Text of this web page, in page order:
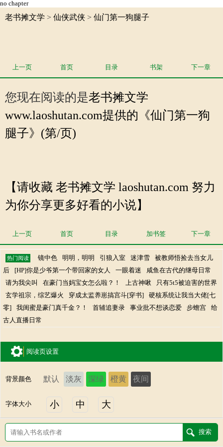
no chapter
老书摊文学 > 仙侠武侠 > 仙门第一狗腿子
上一页 首页 目录 书架 下一章
您现在阅读的是老书摊文学
www.laoshutan.com提供的《仙门第一狗
腿子》(第/页)
【请收藏 老书摊文学 laoshutan.com 努力
为你分享更多好看的小说】
上一页 首页 目录 加书签 下一章
热门阅读 镜中色 明明，明明 引狼入室 迷津雪
被教师悟捡去当女儿
后
[HP]你是少爷第一个带回家的女人 一眼着迷
咸鱼在古代的继母日常
请为我尖叫
在豪门当妈宝女怎么啦？！ 上古神啾
只有5t5被迫害的世界
玄学祖宗，综艺爆火
穿成太监养崽搞宫斗[穿书]
硬核系统让我当大佬[七
零]
我闺蜜是豪门真千金？！ 首辅追妻录 事业批不想谈恋爱 步蟾宫
给
古人直播日常
阅读页设置
背景颜色 默认 淡灰 深绿 橙黄 夜间
字体大小 小 中 大